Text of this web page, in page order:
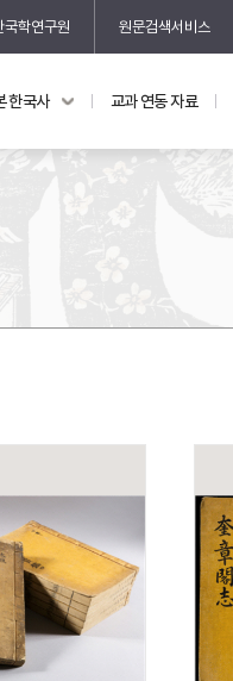
국학연구원 원문검색서비스
도록
한국사 교과 연동 자료